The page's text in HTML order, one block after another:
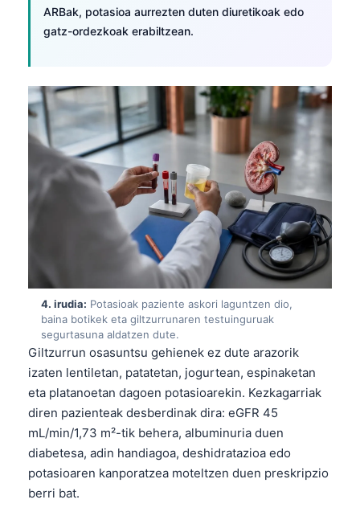
ARBak, potasioa aurrezten duten diuretikoak edo
gatz-ordezkoak erabiltzean.
4. irudia: Potasioak paziente askori laguntzen dio,
baina botikek eta giltzurrunaren testuinguruak
segurtasuna aldatzen dute.
Giltzurrun osasuntsu gehienek ez dute arazorik
izaten lentiletan, patatetan, jogurtean, espinaketan
eta platanoetan dagoen potasioarekin. Kezkagarriak
diren pazienteak desberdinak dira: eGFR 45
mL/min/1,73 m²-tik behera, albuminuria duen
diabetesa, adin handiagoa, deshidratazioa edo
potasioaren kanporatzea moteltzen duen preskripzio
berri bat.